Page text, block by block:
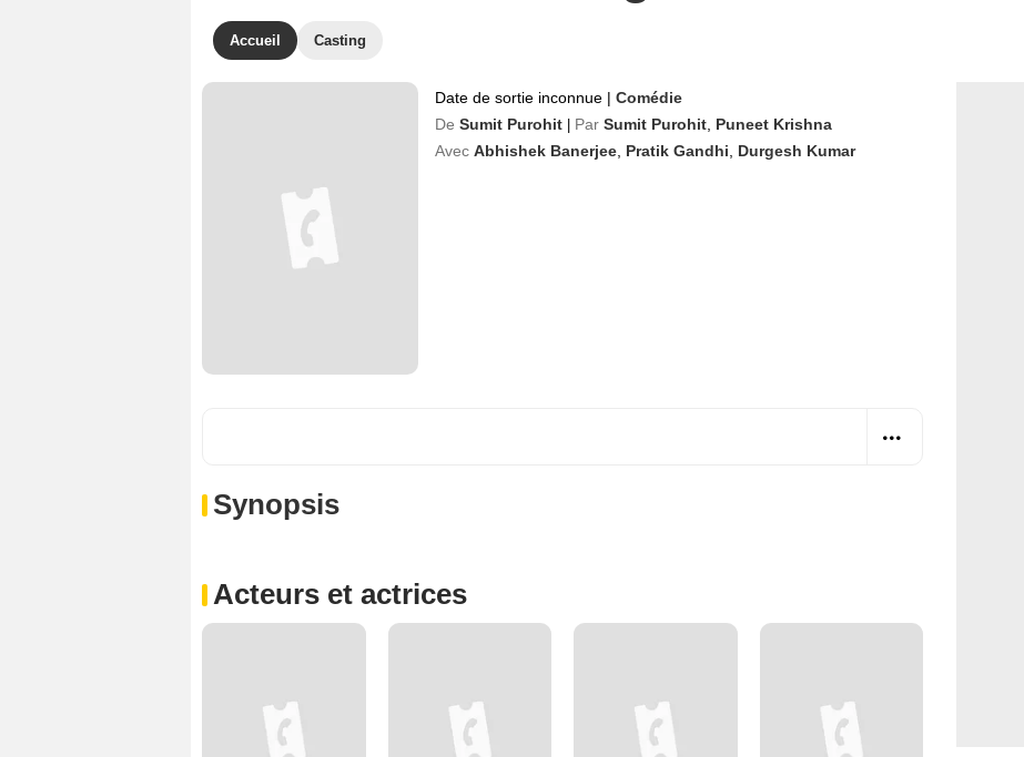
Accueil Casting
Date de sortie inconnue | Comédie
De Sumit Purohit Par Sumit Purohit Puneet Krishna
Avec Abhishek Banerjee Pratik Gandhi Durgesh Kumar
Synopsis
Acteurs et actrices